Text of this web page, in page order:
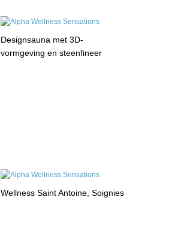
Designsauna met 3D-
vormgeving en steenfineer
Wellness Saint Antoine, Soignies